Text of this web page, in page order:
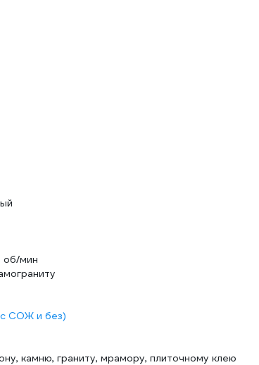
мин
СОЖ и без)
камню, граниту, мрамору, плиточному клею